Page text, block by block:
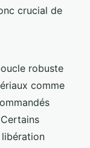
crucial de
robuste
comme
libération